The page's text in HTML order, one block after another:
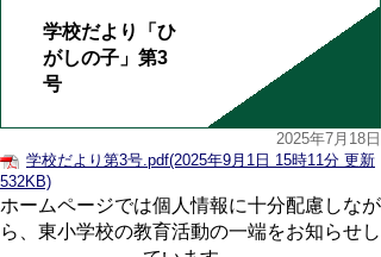
学校だより「ひ
がしの子」第3
号
2025年7月18日
学校だより第3号.pdf(2025年9月1日 15時11分 更新
532KB)
ホームページでは個人情報に十分配慮しなが
ら、東小学校の教育活動の一端をお知らせし